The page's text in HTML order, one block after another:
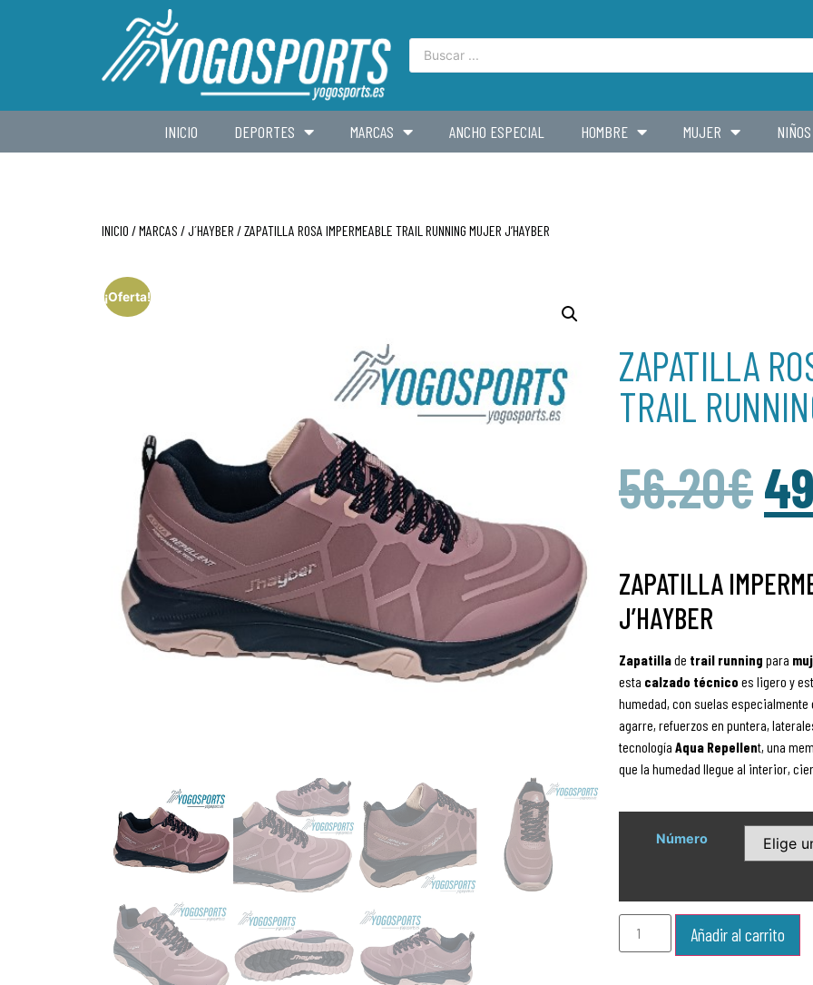
INICIO DEPORTES MARCAS ANCHO ESPECIAL HOMBRE MUJER NIÑOS
INICIO /MARCAS /J´HAYBER / ZAPATILLA ROSA IMPERMEABLE TRAIL RUNNING MUJER J’HAYBER
¡Oferta!
ZAPATILLA
TRAIL
56.20€
ZAPATILLA
J’HAYBER
Zapatillade trail running para
esta calzado técnico es ligero y
humedad, con suelas
agarre, refuerzos en puntera,
tecnología Aqua Repellent, una
que la humedad llegue al interior,
Número
Añadir al carrito